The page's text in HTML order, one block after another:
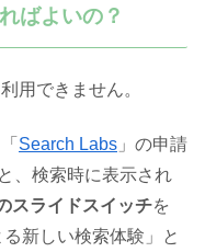
ばよいの？
用できません。
Search Labs 」の申請
、検索時に表示され
スライドスイッチを
新しい検索体験」と